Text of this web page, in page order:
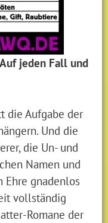
jeden Fall und
die Aufgabe der
Und die
die Un- und
Namen und
Ehre gnadenlos
vollständig
Romane der